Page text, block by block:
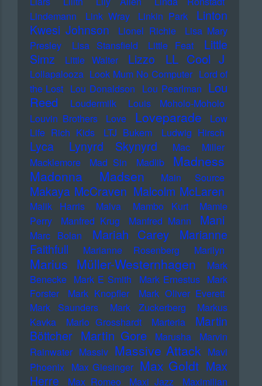
Lindemann
Link Wray Linkin Park
Linton
Kwesi Johnson
Lionel Richie
Lisa Mary
Presley
Lisa Stansfield Little Feat
Little
Simz
Little Walter Lizzo LL Cool J
Lollapalooza Look Mum No Computer Lord of
the Lost Lou Donaldson Lou Pearlman Lou
Reed
Loudermilk
Louis Moholo-Moholo
Louvin Brothers
Love Loveparade
Low
Life Rich Kids
LTJ Bukem Ludwig Hirsch
Lyca Lynyrd Skynyrd
Mac Miller
Macklemore
Mad Sin Madlib
Madness
Madonna
Madsen Main Source
Makaya McCraven Malcolm McLaren
Malik Harris Malva Mambo Kurt
Mamie
Perry
Manfred Krug Manfred Mann Mani
Marc Bolan Mariah Carey
Marianne
Faithfull
Marianne Rosenberg Marilyn
Marius Müller-Westernhagen
Mark
Benecke Mark E Smith Mark Ernestus Mark
Forster
Mark Knopfler
Mark Oliver Everett
Mark Saunders
Mark Zuckerberg
Markus
Kavka
Marlo Grosshardt Marteria
Martin
Böttcher Martin Gore Marusha
Marvin
Rainwater Massiv Massive Attack Mavi
Phoenix Max Giesinger Max Goldt Max
Herre
Max Romeo Maxi Jazz
Maximilian